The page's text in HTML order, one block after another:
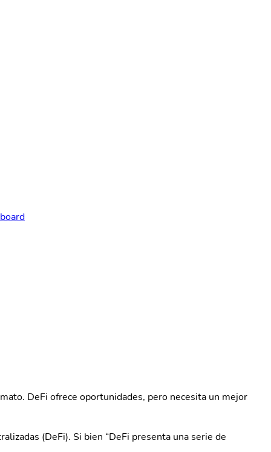
DeFi ofrece oportunidades, pero necesita un mejor
(DeFi). Si bien “DeFi presenta una serie de